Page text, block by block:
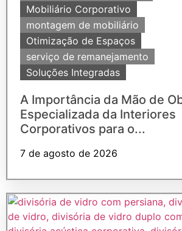
Mobiliário Corporativo
montagem de mobiliário
Otimização de Espaços
serviço de remanejamento
Soluções Integradas
A Importância da Mão de
Especializada da Interiores
Corporativos para o...
7 de agosto de 2026